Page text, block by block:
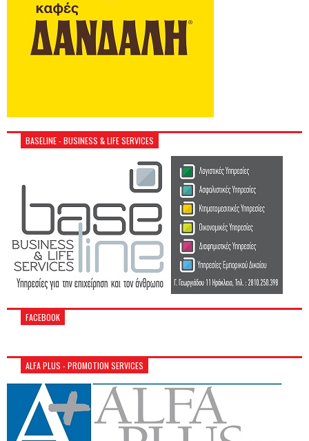
BASELINE - BUSINESS & LIFE SERVICES
FACEBOOK
ALFA PLUS - PROMOTION SERVICES